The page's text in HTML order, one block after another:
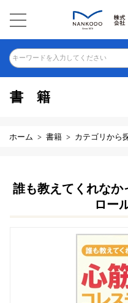
キーワードを入力してください
書籍
ホーム 書籍 カテゴリから
誰も教えてくれな
ロー